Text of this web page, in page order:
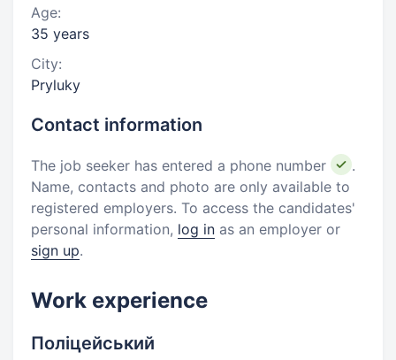
Age:
35 years
City:
Pryluky
Contact information
The job seeker has entered a phone number
.
Name, contacts and photo are only available to
registered employers. To access the candidates'
personal information, log in as an employer or
sign up.
Work experience
Поліцейський